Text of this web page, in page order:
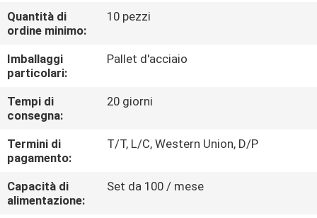
CONTROLLO
DI
QUALITÀ
CONTATTICI
RICHIEDA
CITAZIONE
Quantità di
ordine minimo:
10 pezzi
Imballaggi
particolari:
Pallet d'acciaio
Tempi di
consegna:
20 giorni
Termini di
pagamento:
T/T, L/C, Western Union, D/P
Capacità di
alimentazione:
Set da 100 / mese